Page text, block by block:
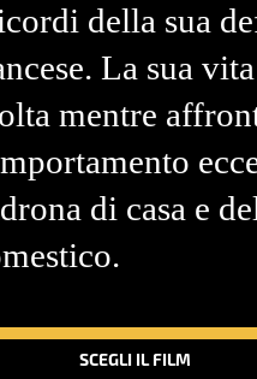
della sua
La sua
mentre
di casa e
SCEGLI IL FILM